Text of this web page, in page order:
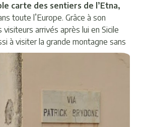
carte des sentiers de l’Etna,
toute l’Europe. Grâce à son
arrivés après lui en Sicile
à visiter la grande montagne sans